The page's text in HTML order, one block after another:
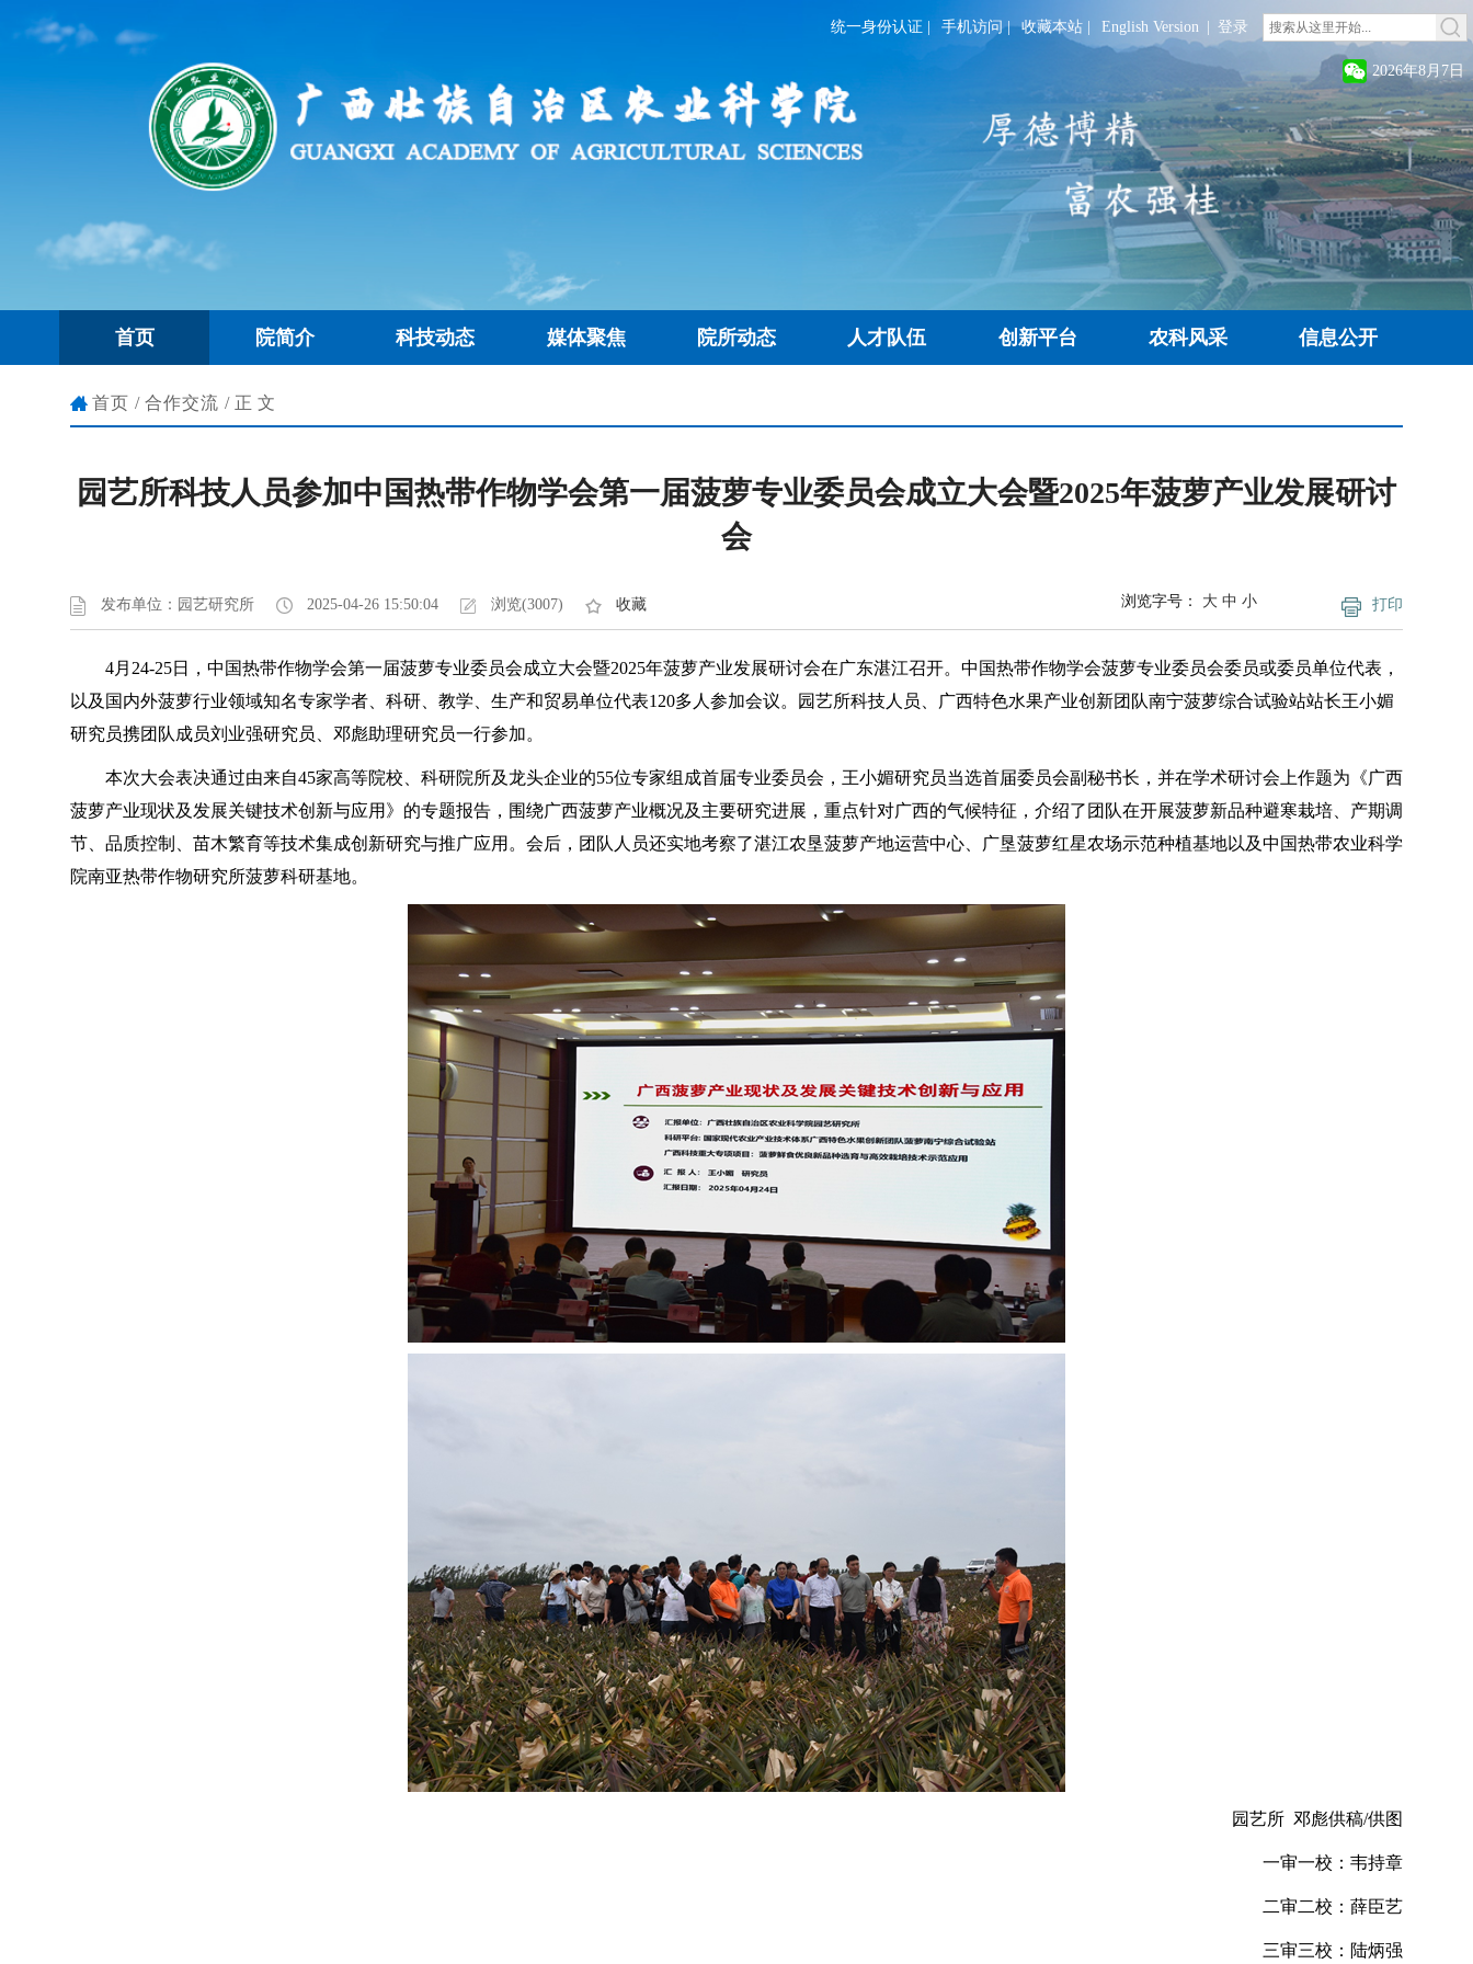
统一身份认证 手机访问| 收藏本站 English Version 登录
2026年8月7日
首页 院简介 科技动态 媒体聚焦 院所动态 人才队伍 创新平台 农科风采 信息公开
首页 / 合作交流 /正文
园艺所科技人员参加中国热带作物学会第一届菠萝专业委员会成立大会暨2025年菠萝产业发展研讨
会
发布单位：园艺研究所 2025-04-26 15:50:04 浏览(3007) 收藏 打印
浏览字号： 大 中 小
4月24-25日，中国热带作物学会第一届菠萝专业委员会成立大会暨2025年菠萝产业发展研讨会在广东湛江召开。中国热带作物学会菠萝专业委员会委员或委员单位代表，
以及国内外菠萝行业领域知名专家学者、科研、教学、生产和贸易单位代表120多人参加会议。园艺所科技人员、广西特色水果产业创新团队南宁菠萝综合试验站站长王小媚
研究员携团队成员刘业强研究员、邓彪助理研究员一行参加。
本次大会表决通过由来自45家高等院校、科研院所及龙头企业的55位专家组成首届专业委员会，王小媚研究员当选首届委员会副秘书长，并在学术研讨会上作题为《广西
菠萝产业现状及发展关键技术创新与应用》的专题报告，围绕广西菠萝产业概况及主要研究进展，重点针对广西的气候特征，介绍了团队在开展菠萝新品种避寒栽培、产期调
节、品质控制、苗木繁育等技术集成创新研究与推广应用。会后，团队人员还实地考察了湛江农垦菠萝产地运营中心、广垦菠萝红星农场示范种植基地以及中国热带农业科学
院南亚热带作物研究所菠萝科研基地。
园艺所 邓彪供稿/供图
一审一校：韦持章
二审二校：薛臣艺
三审三校：陆炳强